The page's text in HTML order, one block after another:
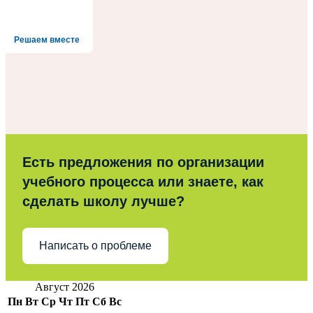
Решаем вместе
Есть предложения по организации
учебного процесса или знаете, как
сделать школу лучше?
Написать о проблеме
Август 2026
Пн Вт Ср Чт Пт Сб Вс